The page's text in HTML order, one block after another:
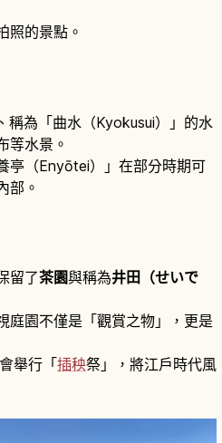
照的景點。
為「曲水（Kyokusui）」的水
等水景。
亭（Enyōtei）」在部分時期可
部。
留了茶園與稱為井田（せいで
庭園不僅是「觀賞之物」，更是
舉行「插秧祭」，將江戶時代風